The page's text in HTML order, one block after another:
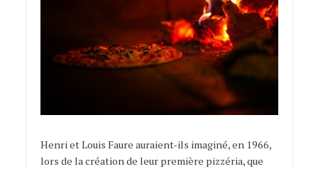
Henri et Louis Faure auraient-ils imaginé, en 1966,
lors de la création de leur première pizzéria, que